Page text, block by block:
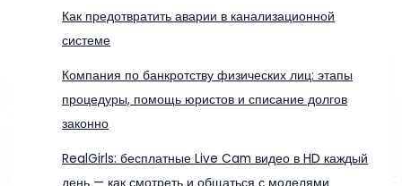
Как предотвратить аварии в канализационной
системе
Компания по банкротству физических лиц: этапы
процедуры, помощь юристов и списание долгов
законно
RealGirls: бесплатные Live Cam видео в HD каждый